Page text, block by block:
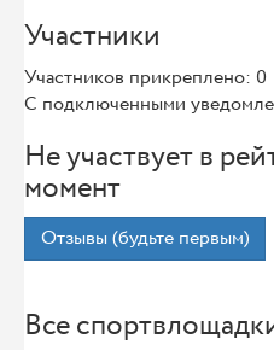
Участники
Участников прикреплено: 0
С подключенными
Не участвует в
момент
Отзывы (будьте первым)
Все